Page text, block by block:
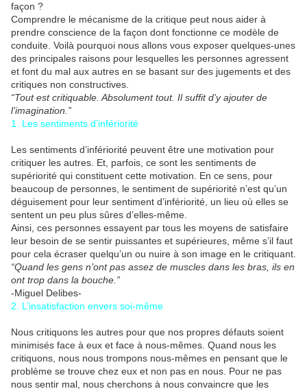
façon ?
Comprendre le mécanisme de la critique peut nous aider à
prendre conscience de la façon dont fonctionne ce modèle de
conduite. Voilà pourquoi nous allons vous exposer quelques-unes
des principales raisons pour lesquelles les personnes agressent
et font du mal aux autres en se basant sur des jugements et des
critiques non constructives.
“Tout est critiquable. Absolument tout. Il suffit d’y ajouter de
l’imagination.”
1. Les sentiments d’infériorité
Les sentiments d’infériorité peuvent être une motivation pour
critiquer les autres. Et, parfois, ce sont les sentiments de
supériorité qui constituent cette motivation. En ce sens, pour
beaucoup de personnes, le sentiment de supériorité n’est qu’un
déguisement pour leur sentiment d’infériorité, un lieu où elles se
sentent un peu plus sûres d’elles-même.
Ainsi, ces personnes essayent par tous les moyens de satisfaire
leur besoin de se sentir puissantes et supérieures, même s’il faut
pour cela écraser quelqu’un ou nuire à son image en le critiquant.
“Quand les gens n’ont pas assez de muscles dans les bras, ils en
ont trop dans la bouche.”
-Miguel Delibes-
2. L’insatisfaction envers soi-même
Nous critiquons les autres pour que nos propres défauts soient
minimisés face à eux et face à nous-mêmes. Quand nous les
critiquons, nous nous trompons nous-mêmes en pensant que le
problème se trouve chez eux et non pas en nous. Pour ne pas
nous sentir mal, nous cherchons à nous convaincre que les